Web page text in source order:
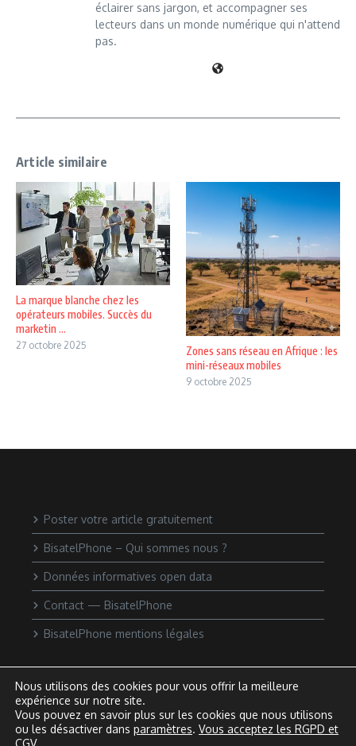
éclairer sans jargon, et accompagner ses
lecteurs dans un monde numérique qui n'attend
pas.
Article similaire
La marque blanche chez les
opérateurs mobiles. Succès du
marketin ...
27 octobre 2025
Zones sans réseau en Afrique : les
mini-réseaux mobiles
9 octobre 2025
Poster votre article gratuitement
BisatelPhone – Qui sommes nous ?
Données informatives open data
Contact — BisatelPhone
BisatelPhone mentions légales
Nous utilisons des cookies pour vous offrir la meilleure
expérience sur notre site.
Vous pouvez en savoir plus sur les cookies que nous utilisons
ou les désactiver dans paramètres. Vous acceptez les RGPD et
CGV